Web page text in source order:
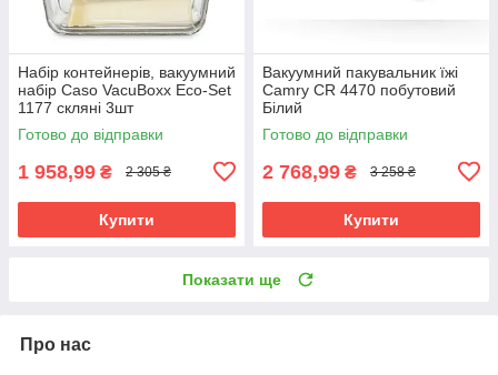
Набір контейнерів, вакуумний
набір Caso VacuBoxx Eco-Set
1177 скляні 3шт
Готово до відправки
1 958,99 ₴ 2 305 ₴
Купити
Вакуумний пакувальник їжі
Camry CR 4470 побутовий
Білий
Готово до відправки
2 768,99 ₴ 3 258 ₴
Купити
Показати ще
Про нас